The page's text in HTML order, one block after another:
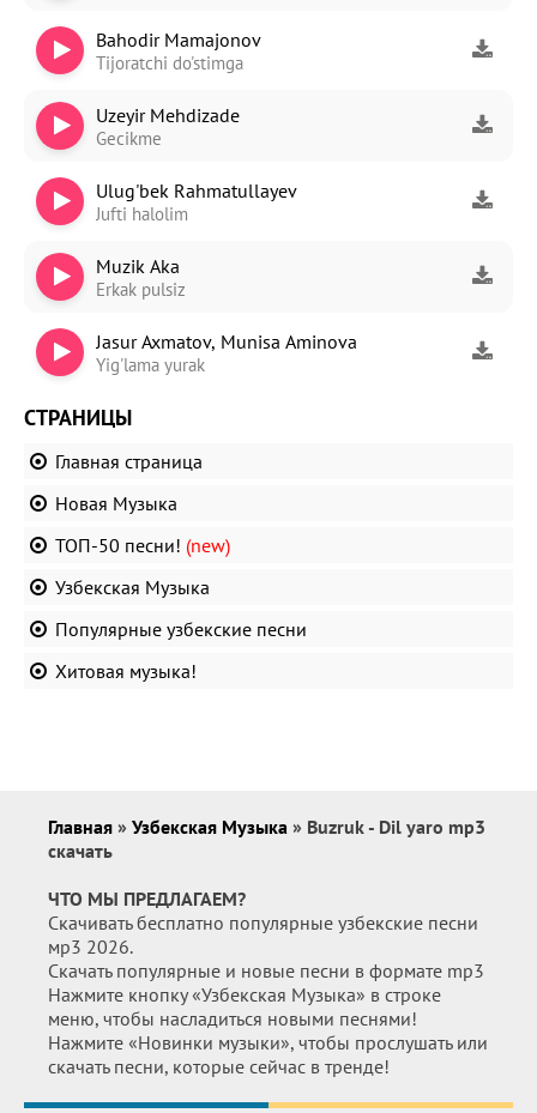
Bahodir Mamajonov
Tijoratchi do'stimga
Uzeyir Mehdizade
Gecikme
Ulug'bek Rahmatullayev
Jufti halolim
Muzik Aka
Erkak pulsiz
Jasur Axmatov, Munisa Aminova
Yig'lama yurak
СТРАНИЦЫ
Главная страница
Новая Музыка
ТОП-50 песни! (new)
Узбекская Музыка
Популярные узбекские песни
Хитовая музыка!
Главная » Узбекская Музыка » Buzruk - Dil yaro mp3
скачать
ЧТО МЫ ПРЕДЛАГАЕМ?
Скачивать бесплатно популярные узбекские песни
мр3 2026.
Скачать популярные и новые песни в формате mp3
Нажмите кнопку «Узбекская Музыка» в строке
меню, чтобы насладиться новыми песнями!
Нажмите «Новинки музыки», чтобы прослушать или
скачать песни, которые сейчас в тренде!